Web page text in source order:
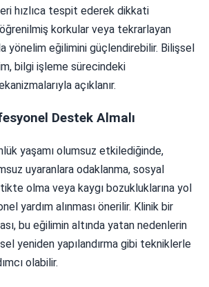
hızlıca tespit ederek dikkati
korkular veya tekrarlayan
yönelim eğilimini güçlendirebilir. Bilişsel
bilgi işleme sürecindeki
açıklanır.
Destek Almalı
yaşamı olumsuz etkilediğinde,
uyaranlara odaklanma, sosyal
olma veya kaygı bozukluklarına yol
yardım alınması önerilir. Klinik bir
bu eğilimin altında yatan nedenlerin
yeniden yapılandırma gibi tekniklerle
olabilir.